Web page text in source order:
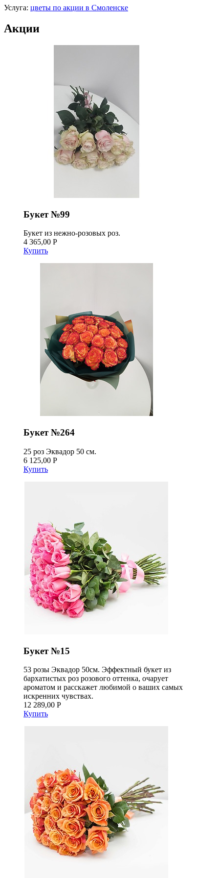
Услуга: цветы по акции в Смоленске
Акции
Букет №99
Букет из нежно-розовых роз.
4 365,00 Р
Купить
Букет №264
25 роз Эквадор 50 см.
6 125,00 Р
Купить
Букет №15
53 розы Эквадор 50см. Эффектный букет из
бархатистых роз розового оттенка, очарует
ароматом и расскажет любимой о ваших самых
искренних чувствах.
12 289,00 Р
Купить